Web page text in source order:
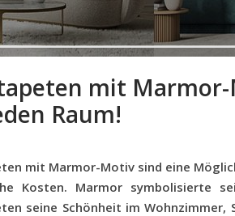
mit
Raum!
mit Marmor-Motiv sind eine
Kosten. Marmor symbolisierte
seine Schönheit im